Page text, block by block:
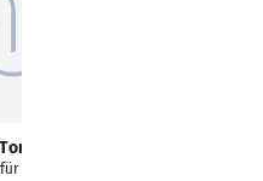
Spedition